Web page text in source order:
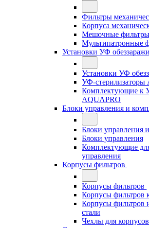
Фильтры
Корпуса
Мешочные фильтры
Мультипатронные
Установки УФ
Установки УФ
УФ-стерилизаторы
Комплектующие к
AQUAPRO
Блоки управления и
Блоки управления
Блоки управления
Комплектующие
управления
Корпусы фильтров
Корпусы фильтров
Корпусы фильтров
Корпусы фильтров
стали
Чехлы для